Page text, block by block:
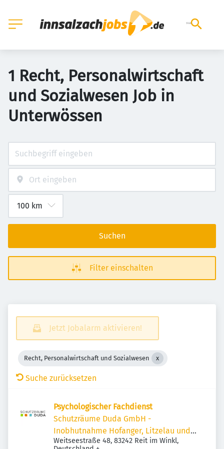
1 Recht, Personalwirtschaft
und Sozialwesen Job in
Unterwössen
Suchen
Filter einschalten
Jetzt Jobalarm aktivieren!
Recht, Personalwirtschaft und Sozialwesen
Suche zurücksetzen
Psychologischer Fachdienst
Schutzräume Duda GmbH -
Inobhutnahme Hofanger, Litzelau und
Forsthaus
Weitseestraße 48, 83242 Reit im Winkl,